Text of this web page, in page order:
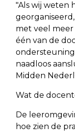
​"Als wij weten
met veel
één van de
ondersteuning
naadloos
Midden
​Wat de
De
hoe zien de